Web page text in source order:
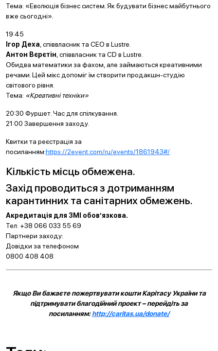
Тема: «Еволюція бізнес систем. Як будувати бізнес майбутнього
вже сьогодні».
19:45
Ігор Деха , співвласник та CEO в Lustre.
Антон Вєрєтін , співвласник та CD в Lustre.
Обидва математики за фахом, але займаються креативними
речами. Цей мікс допоміг їм створити продакшн-студію
світового рівня.
Тема: «Креативні техніки»
20:30 Фуршет. Час для спілкування.
21:00 Завершення заходу.
Квитки та реєстрація за
посиланням:https://2event.com/ru/events/1861943#/
Кількість місць обмежена.
Захід проводиться з дотриманням
карантинних та санітарних обмежень.
Акредитація для ЗМІ обов’язкова.
Тел: +38 066 033 55 69
Партнери заходу:
Довідки за телефоном
0800 408 408
Якщо Ви бажаєте пожертвувати кошти Карітасу України та
підтримувати благодійний проект – перейдіть за
посиланням:http://caritas.ua/donate/